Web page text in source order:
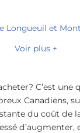
Longueuil et
Voir plus +
C’est une
Canadiens,
du coût de
d’augmenter,